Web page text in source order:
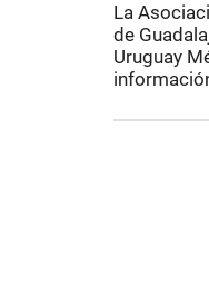
La
de
Uruguay